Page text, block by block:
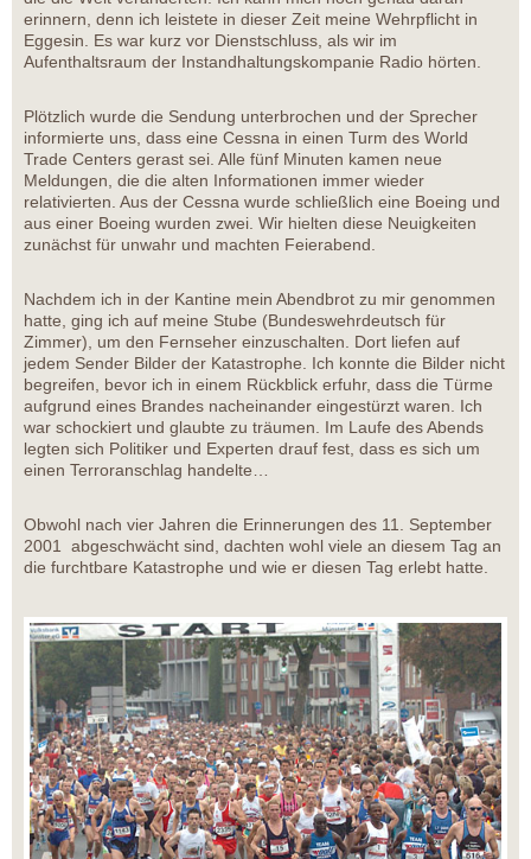
erinnern, denn ich leistete in dieser Zeit meine Wehrpflicht in
Eggesin. Es war kurz vor Dienstschluss, als wir im
Aufenthaltsraum der Instandhaltungskompanie Radio hörten.
Plötzlich wurde die Sendung unterbrochen und der Sprecher
informierte uns, dass eine Cessna in einen Turm des World
Trade Centers gerast sei. Alle fünf Minuten kamen neue
Meldungen, die die alten Informationen immer wieder
relativierten. Aus der Cessna wurde schließlich eine Boeing und
aus einer Boeing wurden zwei. Wir hielten diese Neuigkeiten
zunächst für unwahr und machten Feierabend.
Nachdem ich in der Kantine mein Abendbrot zu mir genommen
hatte, ging ich auf meine Stube (Bundeswehrdeutsch für
Zimmer), um den Fernseher einzuschalten. Dort liefen auf
jedem Sender Bilder der Katastrophe. Ich konnte die Bilder nicht
begreifen, bevor ich in einem Rückblick erfuhr, dass die Türme
aufgrund eines Brandes nacheinander eingestürzt waren. Ich
war schockiert und glaubte zu träumen. Im Laufe des Abends
legten sich Politiker und Experten drauf fest, dass es sich um
einen Terroranschlag handelte…
Obwohl nach vier Jahren die Erinnerungen des 11. September
2001 abgeschwächt sind, dachten wohl viele an diesem Tag an
die furchtbare Katastrophe und wie er diesen Tag erlebt hatte.